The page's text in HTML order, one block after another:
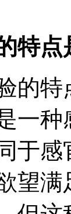
特点
的特
一种
于
望